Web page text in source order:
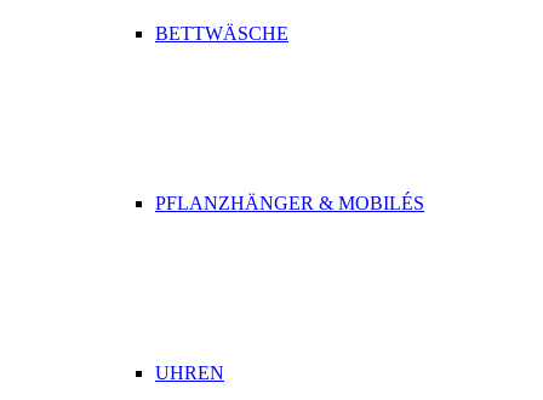
BETTWÄSCHE
PFLANZHÄNGER & MOBILÉS
UHREN